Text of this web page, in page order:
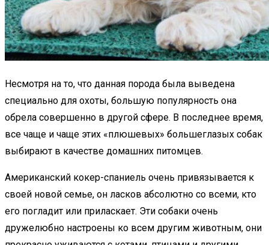
Несмотря на то, что данная порода была выведена
специально для охоты, большую популярность она
обрела совершенно в другой сфере. В последнее время,
все чаще и чаще этих «плюшевых» большеглазых собак
выбирают в качестве домашних питомцев.
Американский кокер-спаниель очень привязывается к
своей новой семье, он ласков абсолютно со всеми, кто
его погладит или приласкает. Эти собаки очень
дружелюбно настроены ко всем другим животным, они